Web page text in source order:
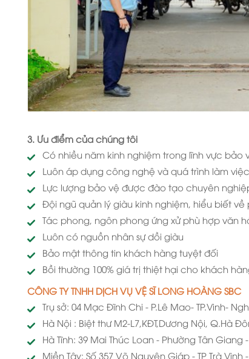
3. Ưu điểm của chúng tôi
Có nhiều năm kinh nghiệm trong lĩnh vực bảo
Luôn áp dụng công nghệ và quá trình làm việc.
Lực lượng bảo vệ được đào tạo chuyên
Đội ngũ quản lý giàu kinh nghiệm, hiểu biết về
Tác phong, ngôn phong ứng xử phù hợp văn
Luôn có nguồn nhân sự dồi giàu
Bảo mật thông tin khách hàng tuyệt đối
Bồi thường 100% giá trị thiệt hại cho khách
CÔNG TY TNHH DỊCH VỤ VỆ SĨ LONG HOÀNG SBC
Trụ sở: 04 Mạc Đĩnh Chi - P.Lê Mao- TP.Vinh-
Hà Nội : Biệt thư M2-L7,KĐT,Dương Nội, Q.Hà
Hà Tĩnh: 39 Mai Thúc Loan - Phường Tân Giang -
Miền Tây: Số 357 Võ Nguyên Giáp - TP Trà Vinh -